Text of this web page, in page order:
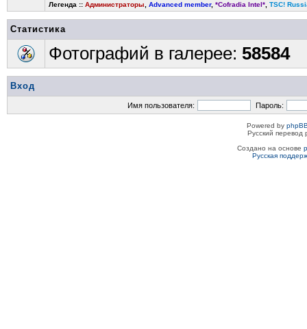
Легенда :: Администраторы Advanced member, *Cofradia Intel* TSC!
Статистика
Фотографий в галерее: 58584
Вход
Имя пользователя: Пароль:
Powered by
Русский
Создано на основе
Русская